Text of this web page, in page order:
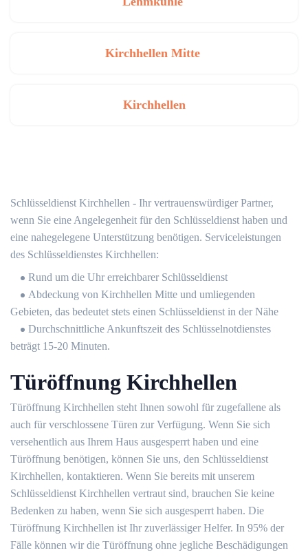
Kirchhellen Mitte
Kirchhellen
Schlüsseldienst Kirchhellen - Ihr vertrauenswürdiger Partner,
wenn Sie eine Angelegenheit für den Schlüsseldienst haben und
eine nahegelegene Unterstützung benötigen. Serviceleistungen
des Schlüsseldienstes Kirchhellen:
Rund um die Uhr erreichbarer Schlüsseldienst
Abdeckung von Kirchhellen Mitte und umliegenden
Gebieten, das bedeutet stets einen Schlüsseldienst in der Nähe
Durchschnittliche Ankunftszeit des Schlüsselnotdienstes
beträgt 15-20 Minuten.
Türöffnung Kirchhellen
Türöffnung Kirchhellen steht Ihnen sowohl für zugefallene als
auch für verschlossene Türen zur Verfügung. Wenn Sie sich
versehentlich aus Ihrem Haus ausgesperrt haben und eine
Türöffnung benötigen, können Sie uns, den Schlüsseldienst
Kirchhellen, kontaktieren. Wenn Sie bereits mit unserem
Schlüsseldienst Kirchhellen vertraut sind, brauchen Sie keine
Bedenken zu haben, wenn Sie sich ausgesperrt haben. Die
Türöffnung Kirchhellen ist Ihr zuverlässiger Helfer. In 95% der
Fälle können wir die Türöffnung ohne jegliche Beschädigungen